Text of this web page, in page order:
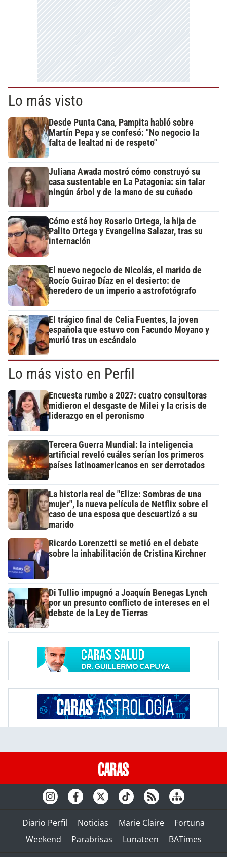
Lo más visto
Desde Punta Cana, Pampita habló sobre
Martín Pepa y se confesó: "No negocio la
falta de lealtad ni de respeto"
Juliana Awada mostró cómo construyó su
casa sustentable en La Patagonia: sin talar
ningún árbol y de la mano de su cuñado
Cómo está hoy Rosario Ortega, la hija de
Palito Ortega y Evangelina Salazar, tras su
internación
El nuevo negocio de Nicolás, el marido de
Rocío Guirao Díaz en el desierto: de
heredero de un imperio a astrofotógrafo
El trágico final de Celia Fuentes, la joven
española que estuvo con Facundo Moyano y
murió tras un escándalo
Lo más visto en Perfil
Encuesta rumbo a 2027: cuatro consultoras
midieron el desgaste de Milei y la crisis de
liderazgo en el peronismo
Tercera Guerra Mundial: la inteligencia
artificial reveló cuáles serían los primeros
países latinoamericanos en ser derrotados
La historia real de "Elize: Sombras de una
mujer", la nueva película de Netflix sobre el
caso de una esposa que descuartizó a su
marido
Ricardo Lorenzetti se metió en el debate
sobre la inhabilitación de Cristina Kirchner
Di Tullio impugnó a Joaquín Benegas Lynch
por un presunto conflicto de intereses en el
debate de la Ley de Tierras
Diario Perfil Noticias Marie Claire
Fortuna
Weekend
Parabrisas Lunateen BATimes